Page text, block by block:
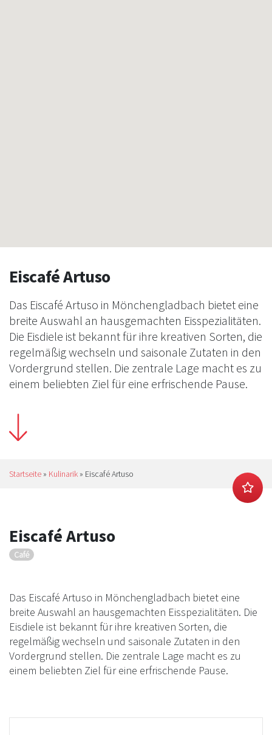
Eiscafé Artuso
Das Eiscafé Artuso in Mönchengladbach bietet eine
breite Auswahl an hausgemachten Eisspezialitäten.
Die Eisdiele ist bekannt für ihre kreativen Sorten, die
regelmäßig wechseln und saisonale Zutaten in den
Vordergrund stellen. Die zentrale Lage macht es zu
einem beliebten Ziel für eine erfrischende Pause.
Startseite » Kulinarik » Eiscafé Artuso
Eiscafé Artuso
Café
Das Eiscafé Artuso in Mönchengladbach bietet eine
breite Auswahl an hausgemachten Eisspezialitäten. Die
Eisdiele ist bekannt für ihre kreativen Sorten, die
regelmäßig wechseln und saisonale Zutaten in den
Vordergrund stellen. Die zentrale Lage macht es zu
einem beliebten Ziel für eine erfrischende Pause.